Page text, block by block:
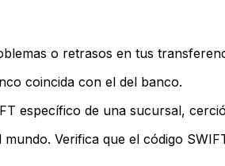
o retrasos en tus
coincida con el del banco.
específico de una sucursal,
Verifica que el código